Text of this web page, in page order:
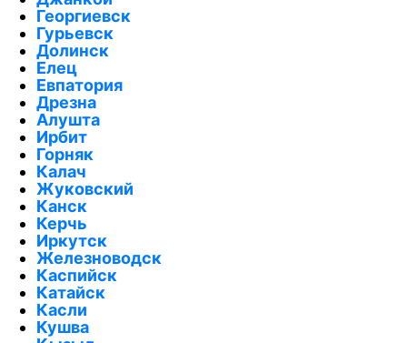
Георгиевск
Гурьевск
Долинск
Елец
Евпатория
Дрезна
Алушта
Ирбит
Горняк
Калач
Жуковский
Канск
Керчь
Иркутск
Железноводск
Каспийск
Катайск
Касли
Кушва